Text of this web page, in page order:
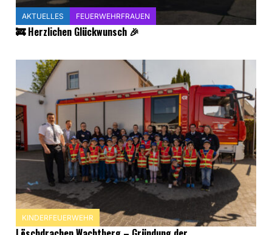
AKTUELLES FEUERWEHRFRAUEN
🚒 Herzlichen Glückwunsch 🎉
KINDERFEUERWEHR